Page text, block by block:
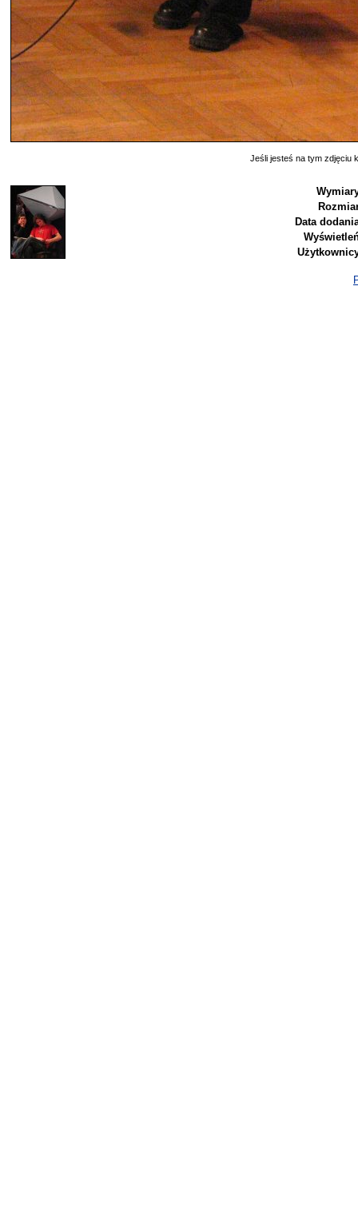
Jeśli jesteś na tym zdjęciu
Data